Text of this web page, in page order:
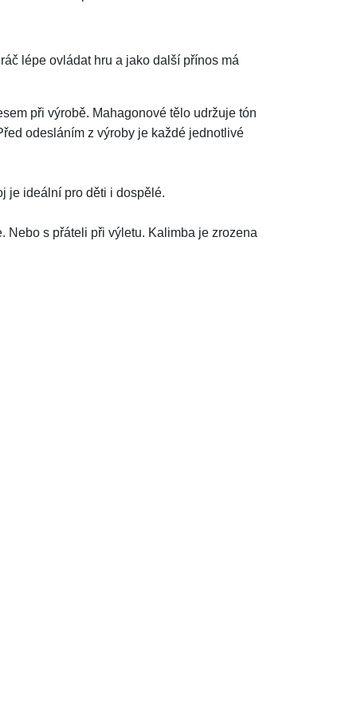
lépe ovládat hru a jako další přínos má
při výrobě. Mahagonové tělo udržuje tón
odesláním z výroby je každé jednotlivé
je ideální pro děti i dospělé.
s přáteli při výletu. Kalimba je zrozena